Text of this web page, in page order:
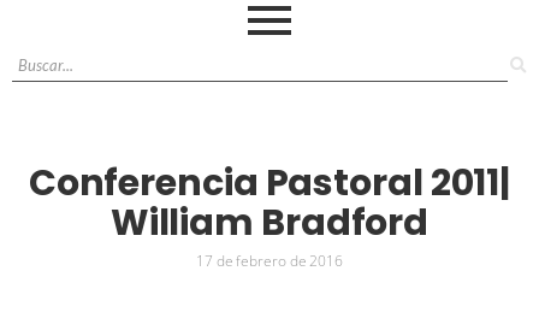
Conferencia Pastoral 2011|
William Bradford
17 de febrero de 2016